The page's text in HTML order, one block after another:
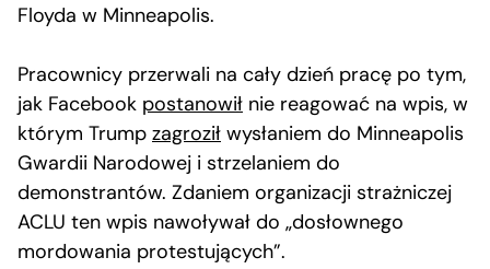
Floyda w Minneapolis.
Pracownicy przerwali na cały dzień pracę po tym,
jak Facebook postanowił nie reagować na wpis, w
którym Trump zagroził wysłaniem do Minneapolis
Gwardii Narodowej i strzelaniem do
demonstrantów. Zdaniem organizacji strażniczej
ACLU ten wpis nawoływał do „dosłownego
mordowania protestujących”.